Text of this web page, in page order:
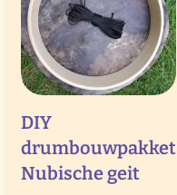
DIY
drumbouwpakket
Nubische geit